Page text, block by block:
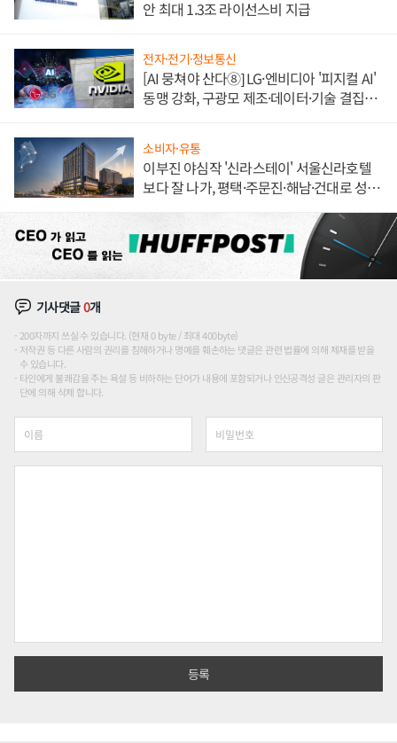
안 최대 1.3조 라이선스비 지급
전자·전기·정보통신
[AI 뭉쳐야 산다⑧] LG·엔비디아 '피지컬 AI'
동맹 강화, 구광모 제조·데이터·기술 결집
소비자·유통
이부진 야심작 '신라스테이' 서울신라호텔
보다 잘 나가, 평택·주문진·해남·건대로 성
기사댓글0개
200자까지 쓰실 수 있습니다. (현재 0 byte / 최대 400byte)
저작권 등 다른 사람의 권리를 침해하거나 명예를 훼손하는 댓글은 관련 법률에 의해 제재를 받을
수 있습니다.
타인에게 불쾌감을 주는 욕설 등 비하하는 단어가 내용에 포함되거나 인신공격성 글은 관리자의 판
단에 의해 삭제 합니다.